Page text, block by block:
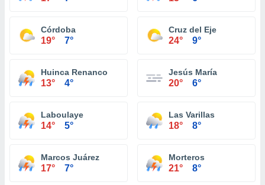
Córdoba
19° 7°
Cruz del Eje
24° 9°
Huinca Renanco
13° 4°
Jesús María
20° 6°
Laboulaye
14° 5°
Las Varillas
18° 8°
Marcos Juárez
17° 7°
Morteros
21° 8°